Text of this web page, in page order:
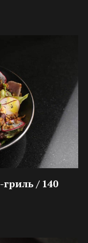
гриль / 140